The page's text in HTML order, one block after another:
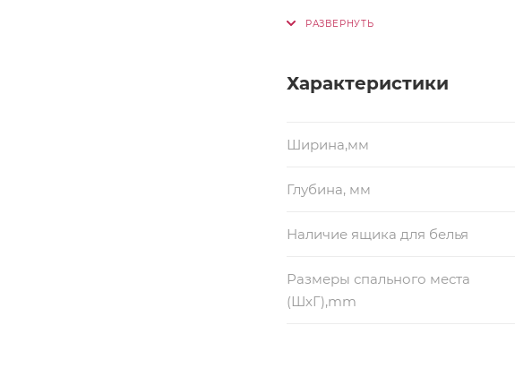
Столик - 250 мм
белья.
Характеристики
Ширина,мм
Глубина, мм
Наличие ящика для белья
Размеры спального места
(ШхГ),mm